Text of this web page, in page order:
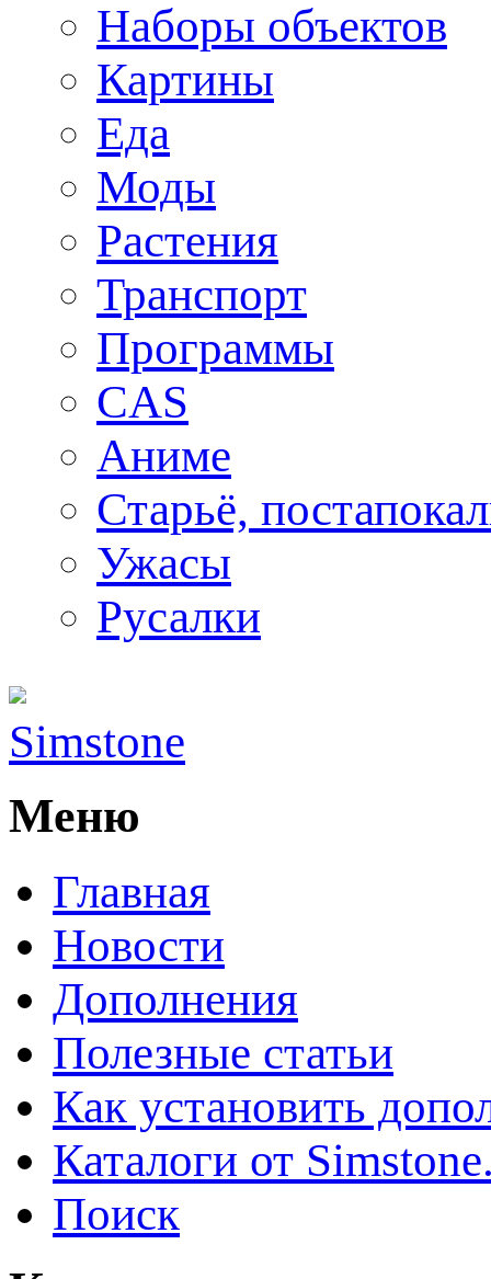
Наборы объектов
Картины
Еда
Моды
Растения
Транспорт
Программы
CAS
Аниме
Старьё,
Ужасы
Русалки
Simstone
Меню
Главная
Новости
Дополнения
Полезные статьи
Как установить
Каталоги от
Поиск